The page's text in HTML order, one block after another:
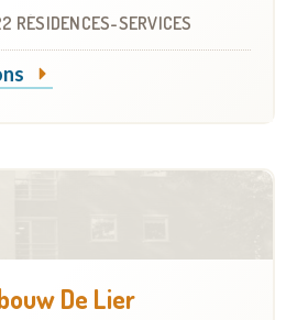
RÉSIDENCES-SERVICES
De Lier